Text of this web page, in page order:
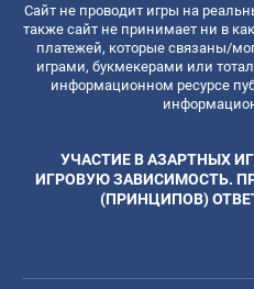
Сайт не проводит игры на
также сайт не принимает ни в
платежей, которые связаны/
играми, букмекерами или
информационном ресурсе
УЧАСТИЕ В АЗАРТНЫХ
ИГРОВУЮ ЗАВИСИМОСТЬ.
(ПРИНЦИПОВ)